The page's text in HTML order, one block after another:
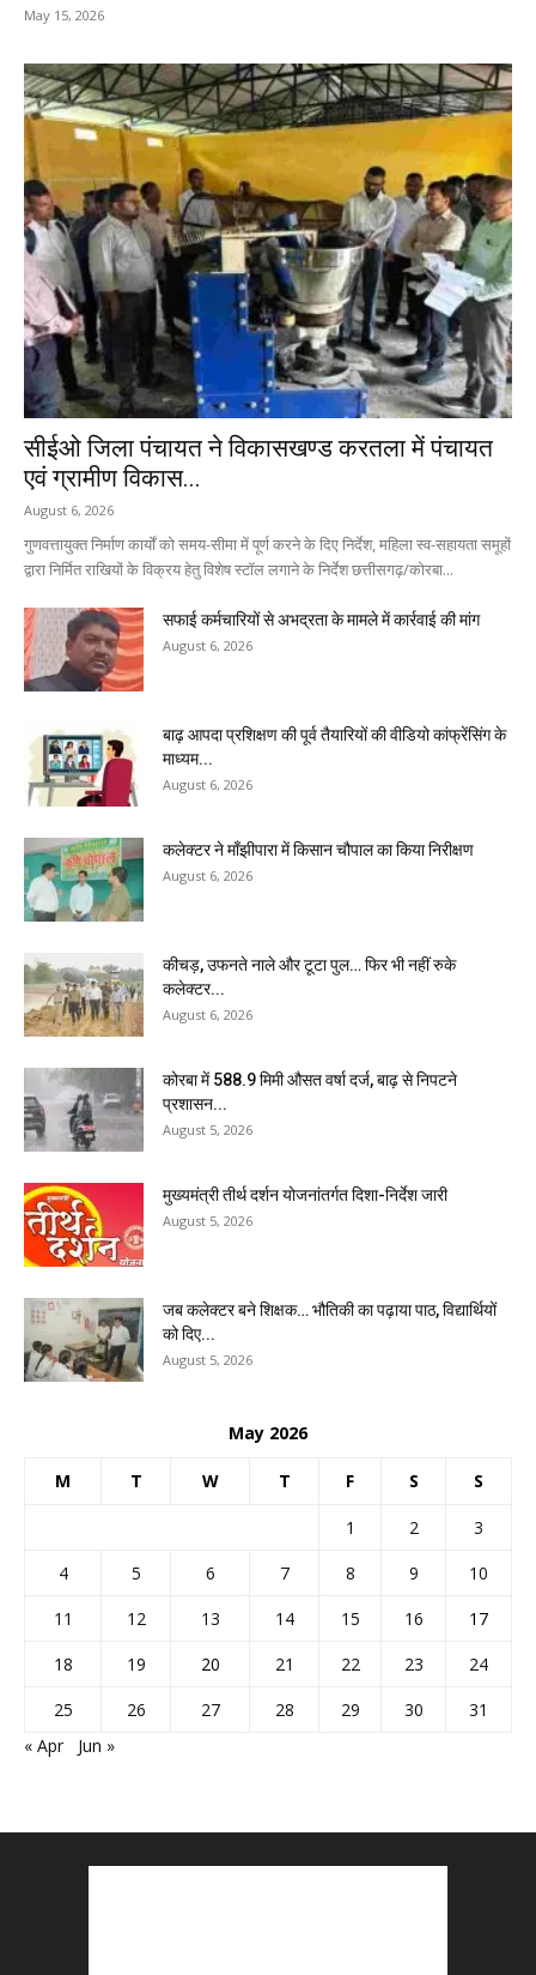
May 15, 2026
सीईओ जिला पंचायत ने विकासखण्ड करतला में पंचायत
एवं ग्रामीण विकास...
August 6, 2026
गुणवत्तायुक्त निर्माण कार्यों को समय-सीमा में पूर्ण करने के दिए निर्देश, महिला स्व-सहायता समूहों
द्वारा निर्मित राखियों के विक्रय हेतु विशेष स्टॉल लगाने के निर्देश छत्तीसगढ़/कोरबा...
सफाई कर्मचारियों से अभद्रता के मामले में कार्रवाई की मांग
August 6, 2026
बाढ़ आपदा प्रशिक्षण की पूर्व तैयारियों की वीडियो कांफ्रेंसिंग के
माध्यम...
August 6, 2026
कलेक्टर ने माँझीपारा में किसान चौपाल का किया निरीक्षण
August 6, 2026
कीचड़, उफनते नाले और टूटा पुल… फिर भी नहीं रुके
कलेक्टर...
August 6, 2026
कोरबा में 588.9 मिमी औसत वर्षा दर्ज, बाढ़ से निपटने
प्रशासन...
August 5, 2026
मुख्यमंत्री तीर्थ दर्शन योजनांतर्गत दिशा-निर्देश जारी
August 5, 2026
जब कलेक्टर बने शिक्षक… भौतिकी का पढ़ाया पाठ, विद्यार्थियों
को दिए...
August 5, 2026
May 2026
M T W T F S S
1 2
3
4
5 6 7 8 9
10
11
12 13 14 15 16
17
18
19 20 21 22 23
24
25
26 27 28 29 30
31
« Apr
Jun »